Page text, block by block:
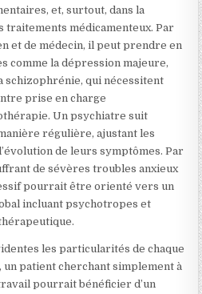
et, surtout, dans la
médicamenteux. Par
et de médecin, il peut prendre en
comme la dépression majeure,
schizophrénie, qui nécessitent
prise en charge
Un psychiatre suit
régulière, ajustant les
de leurs symptômes. Par
de sévères troubles anxieux
pourrait être orienté vers un
incluant psychotropes et
les particularités de chaque
patient cherchant simplement à
pourrait bénéficier d’un